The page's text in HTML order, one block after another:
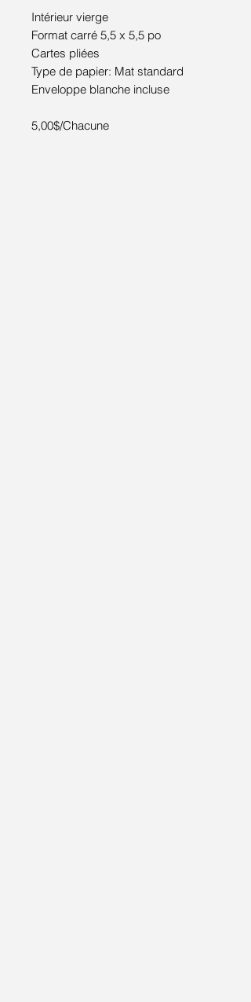
Intérieur vierge
Format carré 5,5 x 5,5 po
Cartes pliées
Type de papier: Mat standard
Enveloppe blanche incluse
5,00$/Chacune